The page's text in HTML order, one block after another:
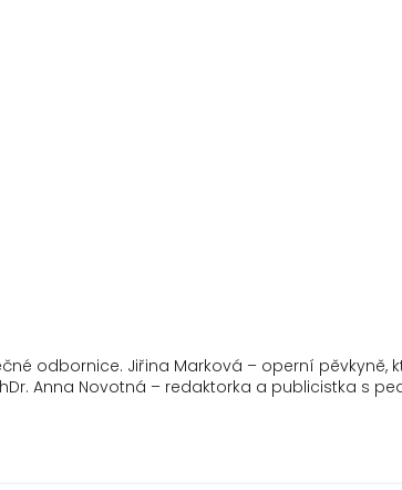
odbornice. Jiřina Marková – operní pěvkyně,
Anna Novotná – redaktorka a publicistka